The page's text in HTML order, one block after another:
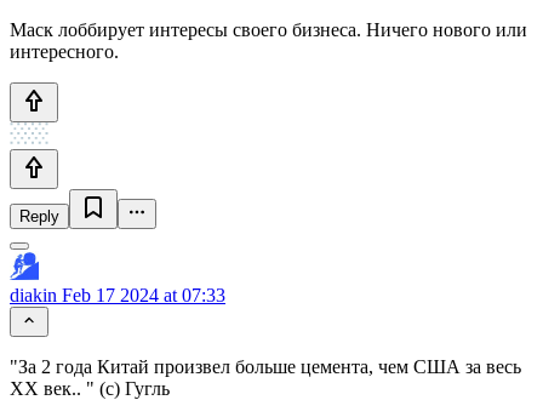
Маск лоббирует интересы своего бизнеса. Ничего нового или
интересного.
Reply
diakin Feb 17 2024 at 07:33
"За 2 года Китай произвел больше цемента, чем США за весь
XX век.. " (c) Гугль